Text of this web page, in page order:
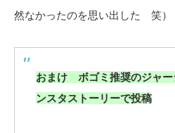
然なかったのを思い出した 笑）
おまけ ボゴミ推奨のジャー
ンスタストーリーで投稿